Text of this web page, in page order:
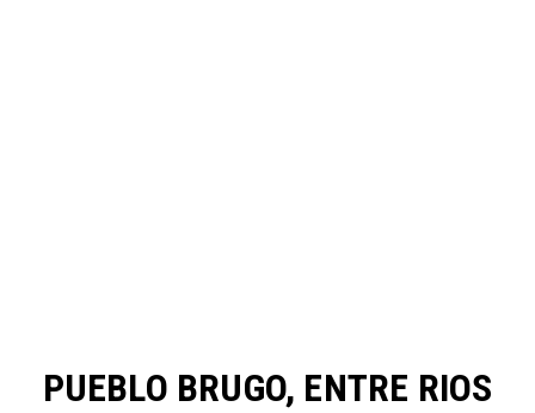
PUEBLO BRUGO, ENTRE RIOS